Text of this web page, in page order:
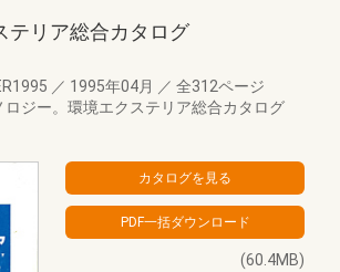
テリア総合カタログ
／ 1995年04月 ／ 全312ページ
ロジー。環境エクステリア総合カタログ
(60.4MB)